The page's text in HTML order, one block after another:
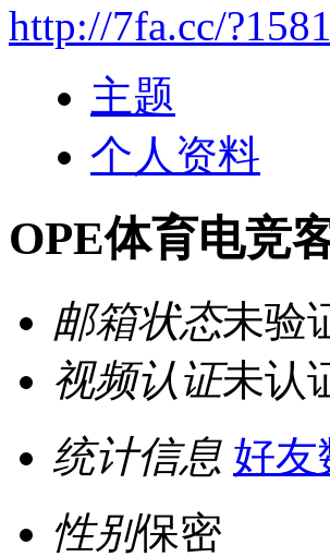
http://7fa.cc/
主题
个人资料
OPE体育电竞
邮箱状态未验
视频认证未认
统计信息 好友
性别保密